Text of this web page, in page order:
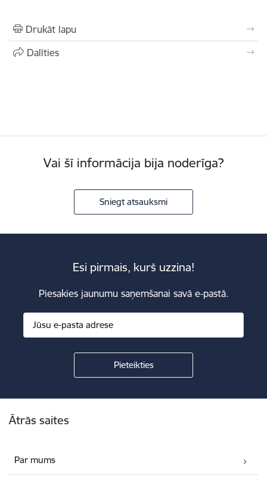
Drukāt lapu
Dalīties
Vai šī informācija bija noderīga?
Sniegt atsauksmi
Esi pirmais, kurš uzzina!
Piesakies jaunumu saņemšanai savā e-pastā.
Ātrās saites
Par mums